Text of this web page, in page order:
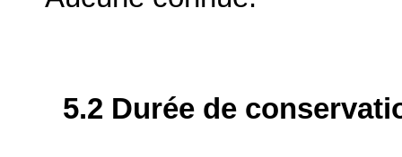
5.2 Durée de